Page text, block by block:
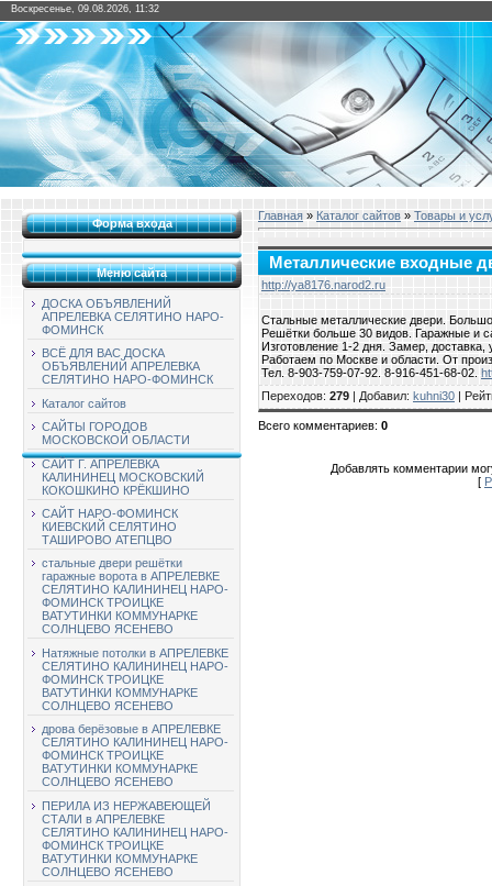
Воскресенье, 09.08.2026, 11:32
Форма входа
Меню сайта
ДОСКА ОБЪЯВЛЕНИЙ
АПРЕЛЕВКА СЕЛЯТИНО НАРО-
ФОМИНСК
ВСЁ ДЛЯ ВАС ДОСКА
ОБЪЯВЛЕНИЙ АПРЕЛЕВКА
СЕЛЯТИНО НАРО-ФОМИНСК
Каталог сайтов
САЙТЫ ГОРОДОВ
МОСКОВСКОЙ ОБЛАСТИ
САЙТ Г. АПРЕЛЕВКА
КАЛИНИНЕЦ МОСКОВСКИЙ
КОКОШКИНО КРЁКШИНО
САЙТ НАРО-ФОМИНСК
КИЕВСКИЙ СЕЛЯТИНО
ТАШИРОВО АТЕПЦВО
стальные двери решётки
гаражные ворота в АПРЕЛЕВКЕ
СЕЛЯТИНО КАЛИНИНЕЦ НАРО-
ФОМИНСК ТРОИЦКЕ
ВАТУТИНКИ КОММУНАРКЕ
СОЛНЦЕВО ЯСЕНЕВО
Натяжные потолки в АПРЕЛЕВКЕ
СЕЛЯТИНО КАЛИНИНЕЦ НАРО-
ФОМИНСК ТРОИЦКЕ
ВАТУТИНКИ КОММУНАРКЕ
СОЛНЦЕВО ЯСЕНЕВО
дрова берёзовые в АПРЕЛЕВКЕ
СЕЛЯТИНО КАЛИНИНЕЦ НАРО-
ФОМИНСК ТРОИЦКЕ
ВАТУТИНКИ КОММУНАРКЕ
СОЛНЦЕВО ЯСЕНЕВО
ПЕРИЛА ИЗ НЕРЖАВЕЮЩЕЙ
СТАЛИ в АПРЕЛЕВКЕ
СЕЛЯТИНО КАЛИНИНЕЦ НАРО-
ФОМИНСК ТРОИЦКЕ
ВАТУТИНКИ КОММУНАРКЕ
СОЛНЦЕВО ЯСЕНЕВО
Главная » Каталог сайтов » Товары и
Металлические входные
http://ya8176.narod2.ru
Стальные металлические двери.
Решётки больше 30 видов. Гаражные и
Изготовление 1-2 дня. Замер, доставка,
Работаем по Москве и области. От
Тел. 8-903-759-07-92. 8-916-451-68-02.
Переходов: 279 | Добавил: kuhni30 |
Всего комментариев: 0
Добавлять комментарии
[